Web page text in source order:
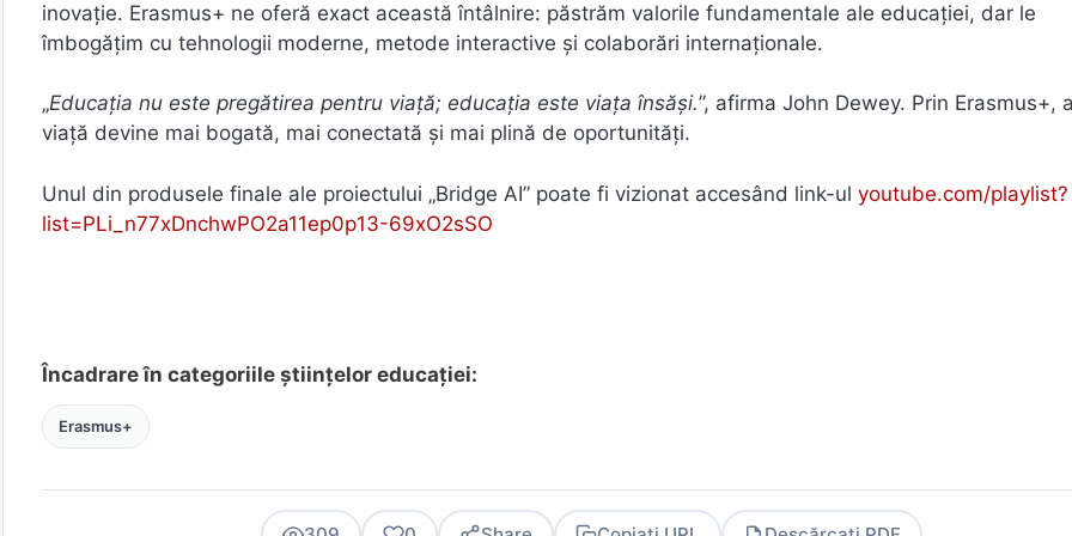
inovație. Erasmus+ ne oferă exact această întâlnire: păstrăm valorile fundamentale ale educației, dar le
îmbogățim cu tehnologii moderne, metode interactive și colaborări internaționale.
„Educația nu este pregătirea pentru viață; educația este viața însăși.”, afirma John Dewey. Prin Erasmus+,
viață devine mai bogată, mai conectată și mai plină de oportunități.
Unul din produsele finale ale proiectului „Bridge AI” poate fi vizionat accesând link-ul youtube.com/playlist?
list=PLi_n77xDnchwPO2a11ep0p13-69xO2sSO
Încadrare în categoriile științelor educației:
Erasmus+